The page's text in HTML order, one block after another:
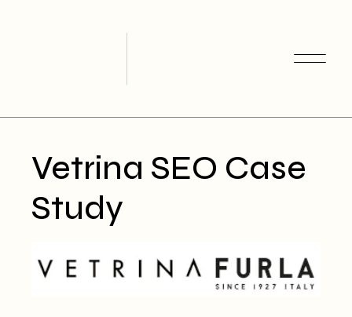
Vetrina SEO Case
Study